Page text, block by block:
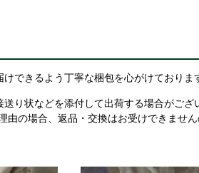
できるよう丁寧な梱包を心がけておりま
り状などを添付して出荷する場合がござ
の場合、返品・交換はお受けできませ